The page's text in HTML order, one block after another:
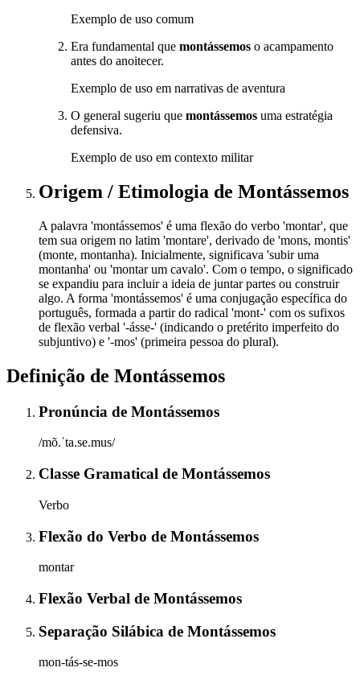
Exemplo de uso comum
Era fundamental que montássemos o acampamento
antes do anoitecer.
Exemplo de uso em narrativas de aventura
O general sugeriu que montássemos uma estratégia
defensiva.
Exemplo de uso em contexto militar
Origem / Etimologia de Montássemos
A palavra 'montássemos' é uma flexão do verbo 'montar', que
tem sua origem no latim 'montare', derivado de 'mons, montis'
(monte, montanha). Inicialmente, significava 'subir uma
montanha' ou 'montar um cavalo'. Com o tempo, o significado
se expandiu para incluir a ideia de juntar partes ou construir
algo. A forma 'montássemos' é uma conjugação específica do
português, formada a partir do radical 'mont-' com os sufixos
de flexão verbal '-ásse-' (indicando o pretérito imperfeito do
subjuntivo) e '-mos' (primeira pessoa do plural).
Definição de Montássemos
Pronúncia de Montássemos
/mõ.ˈta.se.mus/
Classe Gramatical de Montássemos
Verbo
Flexão do Verbo de Montássemos
montar
Flexão Verbal de Montássemos
Separação Silábica de Montássemos
mon-tás-se-mos